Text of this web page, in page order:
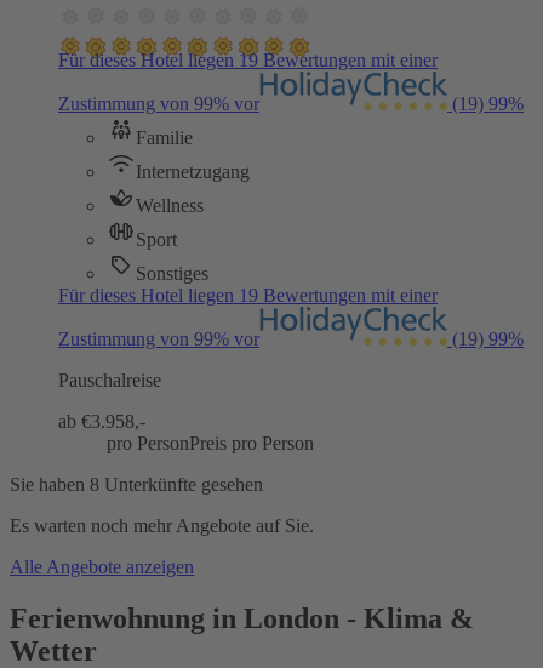
Für dieses Hotel liegen 19 Bewertungen mit einer
Zustimmung von 99% vor (19) 99%
Familie
Internetzugang
Wellness
Sport
Sonstiges
Für dieses Hotel liegen 19 Bewertungen mit einer
Zustimmung von 99% vor (19) 99%
Pauschalreise
ab €3.958,-
pro PersonPreis pro Person
Sie haben 8 Unterkünfte gesehen
Es warten noch mehr Angebote auf Sie.
Alle Angebote anzeigen
Ferienwohnung in London - Klima &
Wetter